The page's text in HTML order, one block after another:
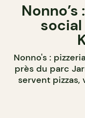
Nonno's :
près du parc
servent